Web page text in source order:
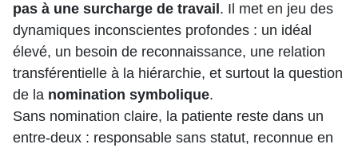
pas à une surcharge de travail . Il met en jeu des
dynamiques inconscientes profondes : un idéal
élevé, un besoin de reconnaissance, une relation
transférentielle à la hiérarchie, et surtout la question
de la nomination symbolique.
Sans nomination claire, la patiente reste dans un
entre-deux : responsable sans statut, reconnue en